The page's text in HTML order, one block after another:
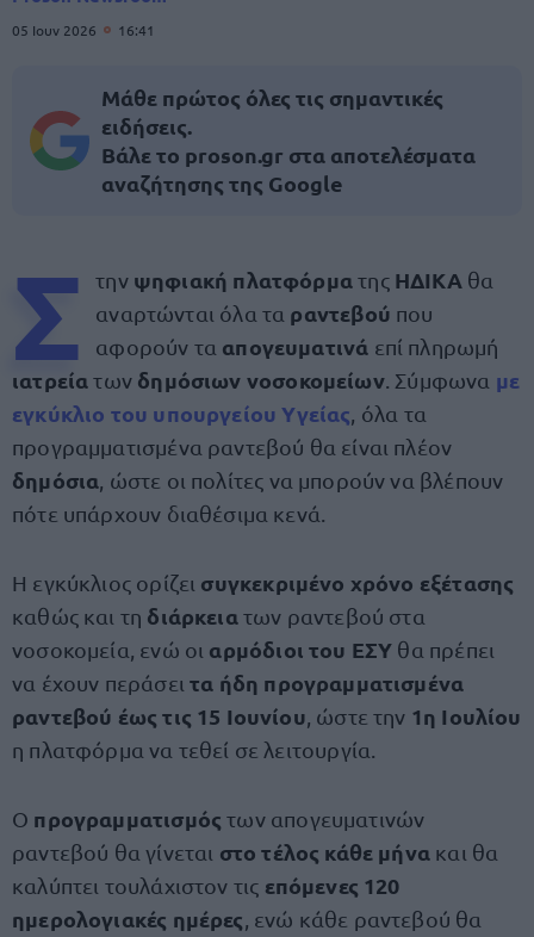
05 Ιουν 2026 16:41
Μάθε πρώτος όλες τις σημαντικές
ειδήσεις.
Βάλε το proson.gr στα αποτελέσματα
αναζήτησης της Google
Σ την ψηφιακή πλατφόρματης ΗΔΙΚΑ θα
αναρτώνται όλα τα ραντεβού που
αφορούν τα απογευματινά επί πληρωμή
ιατρείατων δημόσιων νοσοκομείων. Σύμφωνα με
εγκύκλιο του υπουργείου Υγείας , όλα τα
προγραμματισμένα ραντεβού θα είναι πλέον
δημόσια , ώστε οι πολίτες να μπορούν να βλέπουν
πότε υπάρχουν διαθέσιμα κενά.
Η εγκύκλιος ορίζει συγκεκριμένο χρόνο εξέτασης
καθώς και τη διάρκειατων ραντεβού στα
νοσοκομεία, ενώ οι αρμόδιοι του ΕΣΥ θα πρέπει
να έχουν περάσειτα ήδη προγραμματισμένα
ραντεβού έως τις 15 Ιουνίου , ώστε την 1η Ιουλίου
η πλατφόρμα να τεθεί σε λειτουργία.
Ο προγραμματισμόςτων απογευματινών
ραντεβού θα γίνεται στο τέλος κάθε μήνα και θα
καλύπτει τουλάχιστον τις επόμενες 120
ημερολογιακές ημέρες , ενώ κάθε ραντεβού θα